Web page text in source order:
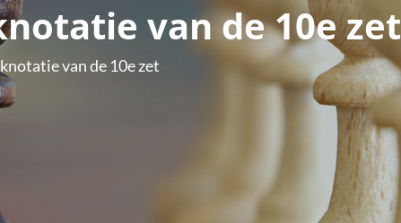
van de 10e zet
van de 10e zet